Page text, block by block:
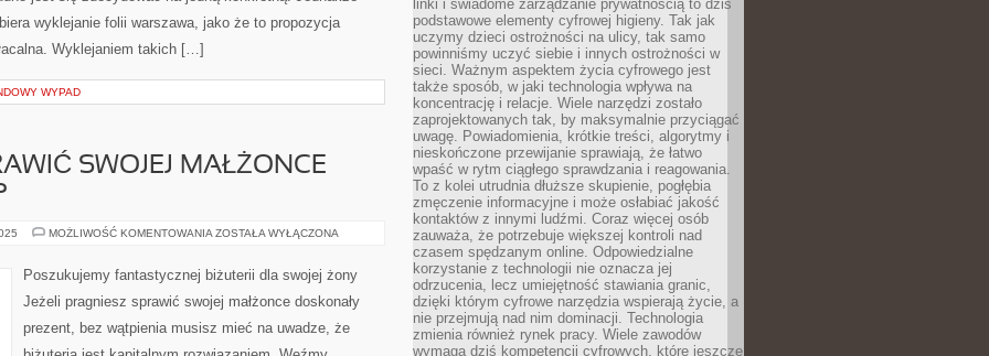
wyklejanie folii warszawa, jako że to propozycja
Wyklejaniem takich […]
WYPAD
SWOJEJ MAŁŻONCE
MOŻLIWOŚĆ KOMENTOWANIA JAK
SWOJEJ
MAŁŻONCE
PREZENT?
ZOSTAŁA WYŁĄCZONA
Poszukujemy fantastycznej biżuterii dla swojej żony
Jeżeli pragniesz sprawić swojej małżonce doskonały
prezent, bez wątpienia musisz mieć na uwadze, że
linki i świadome zarządzanie prywatnością to dziś
podstawowe elementy cyfrowej higieny. Tak jak
uczymy dzieci ostrożności na ulicy, tak samo
powinniśmy uczyć siebie i innych ostrożności w
sieci. Ważnym aspektem życia cyfrowego jest
także sposób, w jaki technologia wpływa na
koncentrację i relacje. Wiele narzędzi zostało
zaprojektowanych tak, by maksymalnie przyciągać
uwagę. Powiadomienia, krótkie treści, algorytmy i
nieskończone przewijanie sprawiają, że łatwo
wpaść w rytm ciągłego sprawdzania i reagowania.
To z kolei utrudnia dłuższe skupienie, pogłębia
zmęczenie informacyjne i może osłabiać jakość
kontaktów z innymi ludźmi. Coraz więcej osób
zauważa, że potrzebuje większej kontroli nad
czasem spędzanym online. Odpowiedzialne
korzystanie z technologii nie oznacza jej
odrzucenia, lecz umiejętność stawiania granic,
dzięki którym cyfrowe narzędzia wspierają życie, a
nie przejmują nad nim dominacji. Technologia
zmienia również rynek pracy. Wiele zawodów
wymaga dziś kompetencji cyfrowych, które jeszcze